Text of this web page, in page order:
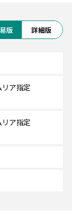
ひとときを過ご
版 詳細版
ア指定
ア指定